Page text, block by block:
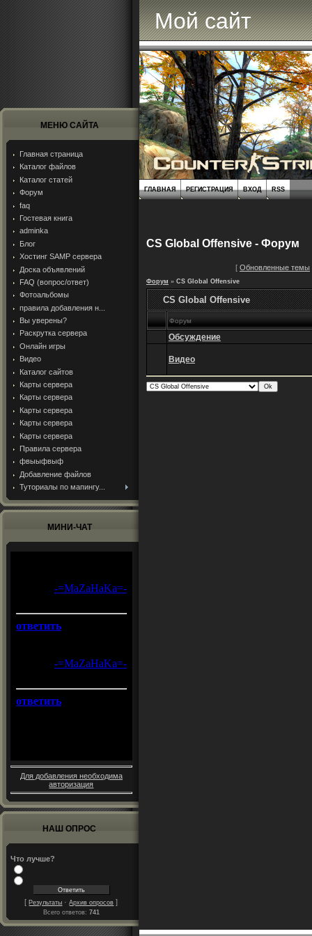
МЕНЮ САЙТА
Главная страница
Каталог файлов
Каталог статей
Форум
faq
Гостевая книга
adminka
Блог
Хостинг SAMP сервера
Доска объявлений
FAQ (вопрос/ответ)
Фотоальбомы
правила добавления н...
Вы уверены?
Раскрутка сервера
Онлайн игры
Видео
Каталог сайтов
Карты сервера
Карты сервера
Карты сервера
Карты сервера
Карты сервера
Правила сервера
фвыыфвыф
Добавление файлов
Туториалы по мапингу...
МИНИ-ЧАТ
Для добавления необходима
авторизация
НАШ ОПРОС
Что лучше?
[Результаты ·Архив опросов ]
Всего ответов: 741
Мой сайт
ГЛАВНАЯ РЕГИСТРАЦИЯ ВХОД RSS
CS Global Offensive - Форум
[ Обновленные темы
Форум » CS Global Offensive
CS Global Offensive
Форум
Обсуждение
Видео